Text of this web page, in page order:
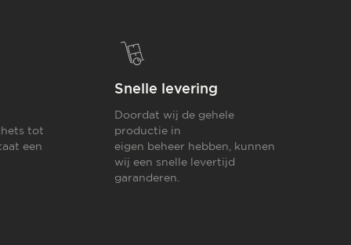
tot
een
Snelle levering
Doordat wij de gehele
productie in
eigen beheer hebben, kunnen
wij een snelle levertijd
garanderen.